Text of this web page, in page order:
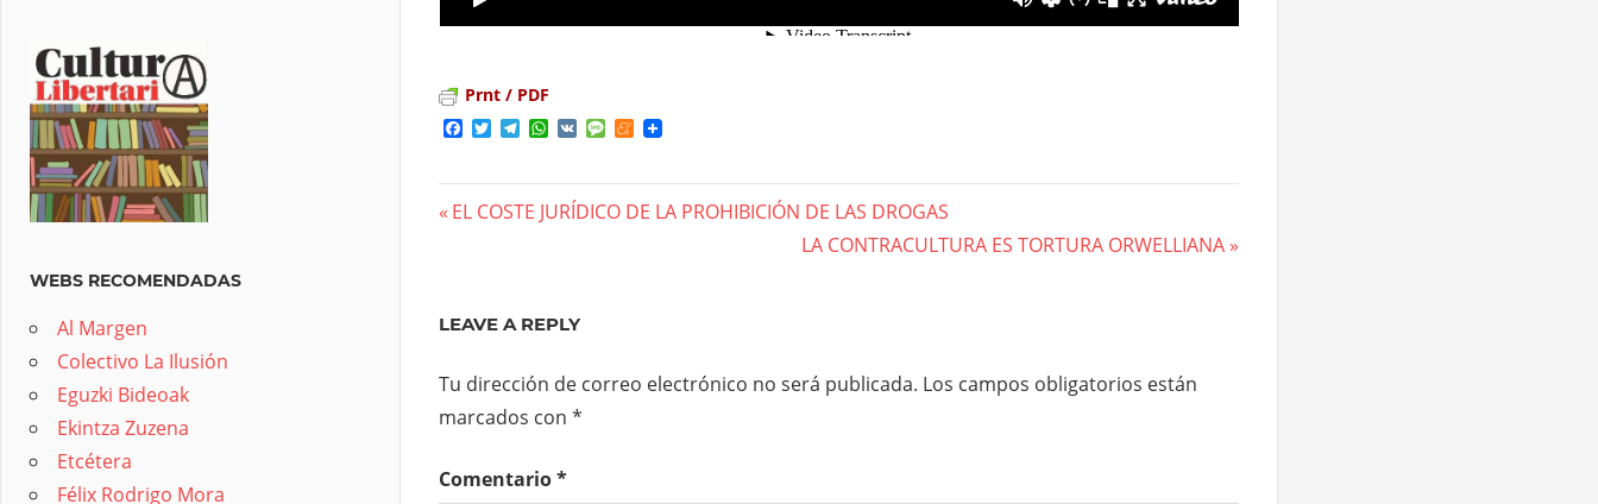
Prnt / PDF
Facebook
TwitterTelegram
WhatsApp
VK MessageMeneame
entradas
Previous
EL COSTE JURÍDICO DE LA PROHIBICIÓN DE LAS DROGAS
Next
LA CONTRACULTURA ES TORTURA ORWELLIANA
LEAVE A REPLY
Tu dirección de correo electrónico no será publicada. Los campos obligatorios están
marcados con *
Comentario*
WEBS RECOMENDADAS
Al Margen
Colectivo La Ilusión
Eguzki Bideoak
Ekintza Zuzena
Etcétera
Félix Rodrigo Mora